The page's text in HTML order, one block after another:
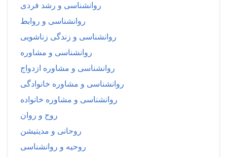
روانشناسی و رشد فردی
روانشناسی و روابط
روانشناسی و زندگی زناشویی
روانشناسی و مشاوره
روانشناسی و مشاوره ازدواج
روانشناسی و مشاوره خانوادگی
روانشناسی و مشاوره خانواده
روح و روان
روحانی و مدیتیشن
روحیه و روانشناسی